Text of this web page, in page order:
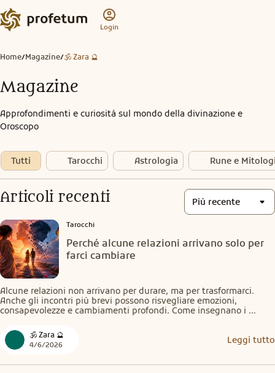
Login
Home/Magazine/🕉️ Zara 🔮
Magazine
Approfondimenti e curiosità sul mondo della divinazione e
Oroscopo
Tutti Tarocchi Astrologia Rune e
Articoli recenti Più recente
Tarocchi
Perché alcune relazioni arrivano solo per
farci cambiare
Alcune relazioni non arrivano per durare, ma per trasformarci.
Anche gli incontri più brevi possono risvegliare emozioni,
consapevolezze e cambiamenti profondi. Come insegnano i
una verità, una ferita da guarire o una nuova strada da percorrere.
🕉️ Zara 🔮
4/6/2026 Leggi tutto